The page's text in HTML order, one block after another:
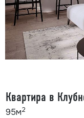
95м2
Квартира в